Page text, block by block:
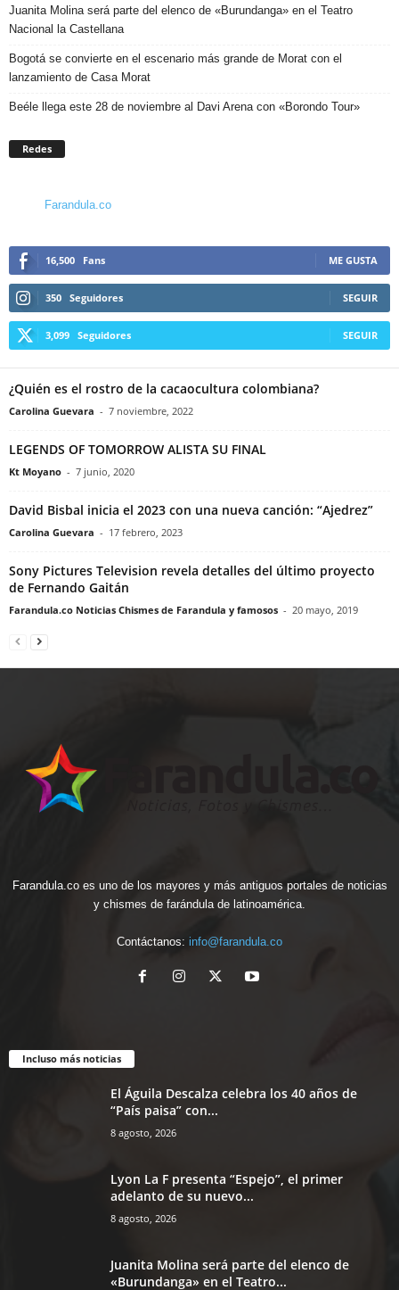
Juanita Molina será parte del elenco de «Burundanga» en el Teatro
Nacional la Castellana
Bogotá se convierte en el escenario más grande de Morat con el
lanzamiento de Casa Morat
Beéle llega este 28 de noviembre al Davi Arena con «Borondo Tour»
Redes
Farandula.co
16,500 Fans ME GUSTA
350 Seguidores SEGUIR
3,099 Seguidores SEGUIR
¿Quién es el rostro de la cacaocultura colombiana?
Carolina Guevara - 7 noviembre, 2022
LEGENDS OF TOMORROW ALISTA SU FINAL
Kt Moyano - 7 junio, 2020
David Bisbal inicia el 2023 con una nueva canción: “Ajedrez”
Carolina Guevara - 17 febrero, 2023
Sony Pictures Television revela detalles del último proyecto
de Fernando Gaitán
Farandula.co Noticias Chismes de Farandula y famosos - 20 mayo, 2019
Farandula.co es uno de los mayores y más antiguos portales de noticias
y chismes de farándula de latinoamérica.
Contáctanos: info@farandula.co
Incluso más noticias
El Águila Descalza celebra los 40 años de
“País paisa” con...
8 agosto, 2026
Lyon La F presenta “Espejo”, el primer
adelanto de su nuevo...
8 agosto, 2026
Juanita Molina será parte del elenco de
«Burundanga» en el Teatro...